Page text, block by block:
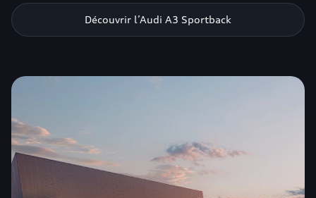
Découvrir l’Audi A3 Sportback